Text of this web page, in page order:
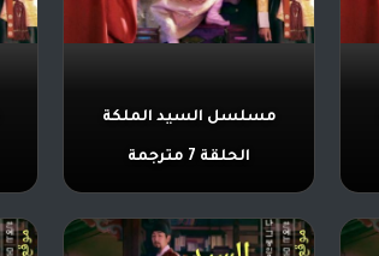
مسلسل السيد الملكة
الحلقة 7 مترجمة